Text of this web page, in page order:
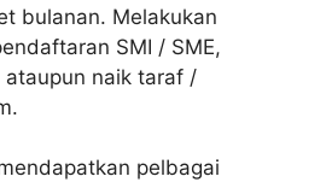
bulanan. Melakukan
SMI / SME,
naik taraf /
pelbagai